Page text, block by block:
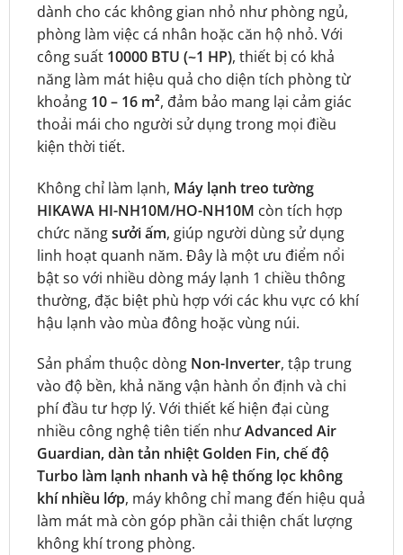
dành cho các không gian nhỏ như phòng ngủ,
phòng làm việc cá nhân hoặc căn hộ nhỏ. Với
công suất 10000 BTU (~1 HP), thiết bị có khả
năng làm mát hiệu quả cho diện tích phòng từ
khoảng 10 – 16 m², đảm bảo mang lại cảm giác
thoải mái cho người sử dụng trong mọi điều
kiện thời tiết.
Không chỉ làm lạnh, Máy lạnh treo tường
HIKAWA HI-NH10M/HO-NH10M còn tích hợp
chức năngsưởi ấm, giúp người dùng sử dụng
linh hoạt quanh năm. Đây là một ưu điểm nổi
bật so với nhiều dòng máy lạnh 1 chiều thông
thường, đặc biệt phù hợp với các khu vực có khí
hậu lạnh vào mùa đông hoặc vùng núi.
Sản phẩm thuộc dòng Non-Inverter, tập trung
vào độ bền, khả năng vận hành ổn định và chi
phí đầu tư hợp lý. Với thiết kế hiện đại cùng
nhiều công nghệ tiên tiến nhưAdvanced Air
Guardian, dàn tản nhiệt Golden Fin, chế độ
Turbo làm lạnh nhanh và hệ thống lọc không
khí nhiều lớp, máy không chỉ mang đến hiệu quả
làm mát mà còn góp phần cải thiện chất lượng
không khí trong phòng.